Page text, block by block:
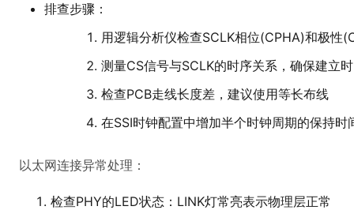
排查步骤：
用逻辑分析仪检查SCLK相位(CPHA)和极性
测量CS信号与SCLK的时序关系，确保建立
检查PCB走线长度差，建议使用等长布线
在SSI时钟配置中增加半个时钟周期的保持时
以太网连接异常处理：
检查PHY的LED状态：LINK灯常亮表示物理层正常